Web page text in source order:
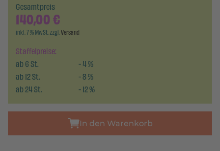
Staffelpreise:
ab6St. -4%
ab12St. -8%
ab24St. -12%
Gesamtpreis
140,00€
inkl. 7 % MwSt. zzgl.Versand
In den Warenkorb